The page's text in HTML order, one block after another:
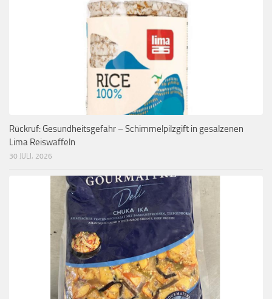
Rückruf: Gesundheitsgefahr – Schimmelpilzgift in gesalzenen
Lima Reiswaffeln
30 JULI, 2026